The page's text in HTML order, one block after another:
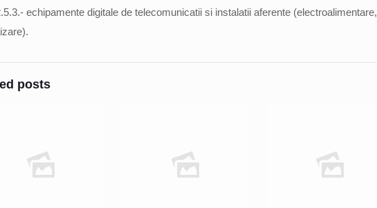
echipamente digitale de telecomunicatii si instalatii aferente (electroalimentare,
posts